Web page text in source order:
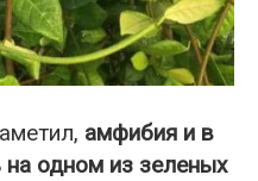
амфибия и в
одном из зеленых